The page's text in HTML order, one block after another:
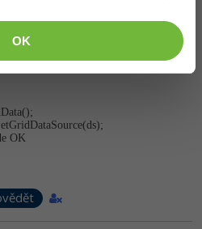
OK
10.6.2013 16:29
OK